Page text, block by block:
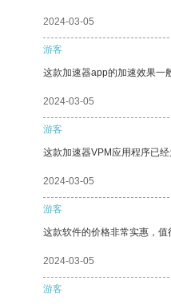
2024-03-05
游客
这款加速器app的加速效果一
2024-03-05
游客
这款加速器VPM应用程序已
2024-03-05
游客
这款软件的价格非常实惠，值
2024-03-05
游客